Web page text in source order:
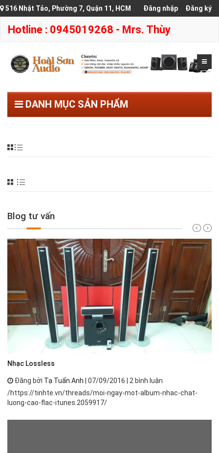
516 Nhật Tảo, Phường 7, Quận 11, HCM Đăng nhập Đăng ký
Hotline : 0945019268 - Mrs. Thùy
DANH MỤC SẢN PHẨM
Blog tư vấn
Nhạc Lossless
Đăng bởi Tạ Tuấn Anh | 07/09/2016 | 2 bình luận
/https://tinhte.vn/threads/moi-ngay-mot-album-nhac-chat-
luong-cao-flac-itunes.2059917/